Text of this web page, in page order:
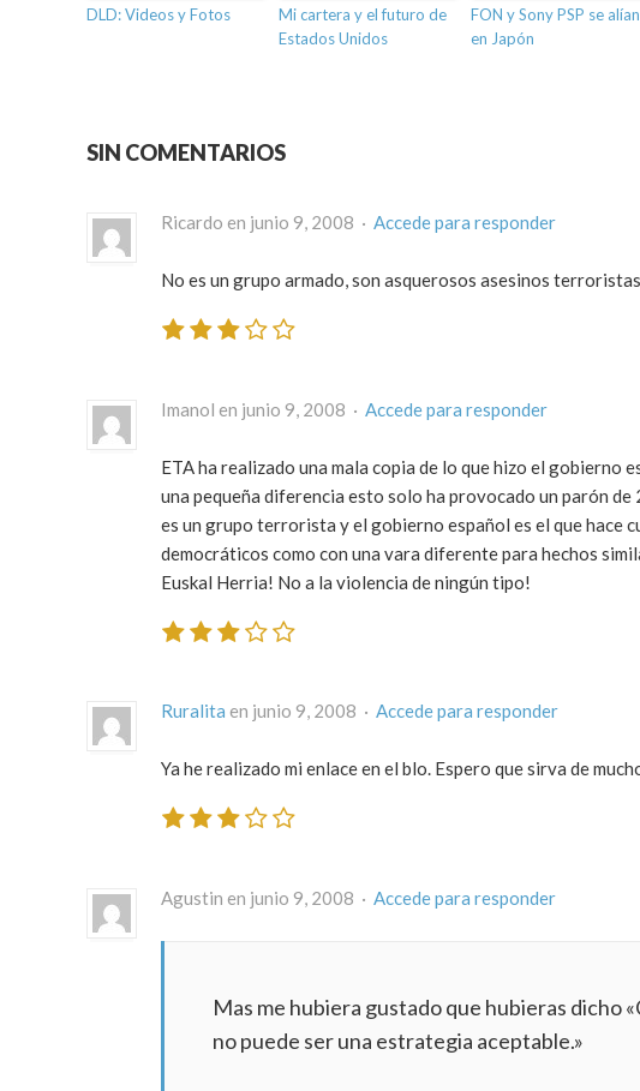
DLD: Videos y Fotos
Mi cartera y el futuro de
Estados Unidos
FON y Sony PSP se alían
en Japón
SIN COMENTARIOS
Ricardo en junio 9, 2008 · Accede para responder
No es un grupo armado, son asquerosos asesinos terroristas
Imanol en junio 9, 2008 · Accede para responder
ETA ha realizado una mala copia de lo que hizo el gobierno
una pequeña diferencia esto solo ha provocado un parón
es un grupo terrorista y el gobierno español es el que hace
democráticos como con una vara diferente para hechos
Euskal Herria! No a la violencia de ningún tipo!
Ruralita en junio 9, 2008 · Accede para responder
Ya he realizado mi enlace en el blo. Espero que sirva de
Agustin en junio 9, 2008 · Accede para responder
Mas me hubiera gustado que hubieras dicho
no puede ser una estrategia aceptable.»